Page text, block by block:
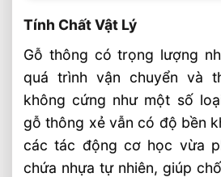
Tính Chất Vật Lý
Gỗ thông có trọng lượng
quá trình vận chuyển và
không cứng như một số
gỗ thông xẻ vẫn có độ bền
các tác động cơ học vừa
chứa nhựa tự nhiên, giúp